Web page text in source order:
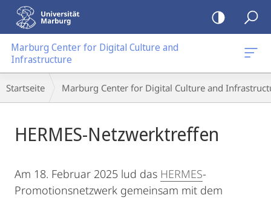
Mobile-
Navigation
Marburg Center for Digital Culture and
Infrastructure
Breadcrumb-
Navigation
Startseite Marburg Center for Digital Culture and
HERMES-Netzwerktreffen
Am 18. Februar 2025 lud das HERMES-
Promotionsnetzwerk gemeinsam mit dem